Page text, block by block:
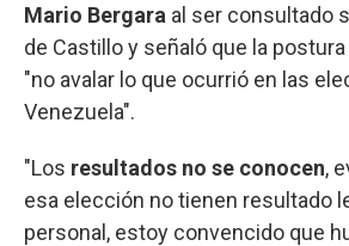
Mario Bergara al ser consultado
de Castillo y señaló que la
"no avalar lo que ocurrió en las
Venezuela".
"Los resultados no se conocen,
esa elección no tienen resultado
personal, estoy convencido que